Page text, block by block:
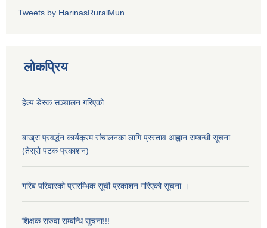
Tweets by HarinasRuralMun
लोकप्रिय
हेल्प डेस्क सञ्‍चालन गरिएको
बाख्रा प्रवर्द्धन कार्यक्रम संचालनका लागि प्रस्ताव आह्वान सम्बन्धी सूचना
(तेस्रो पटक प्रकाशन)
गरिब परिवारको प्रारम्भिक सूची प्रकाशन गरिएको सूचना ।
शिक्षक सरुवा सम्बन्धि सूचना!!!